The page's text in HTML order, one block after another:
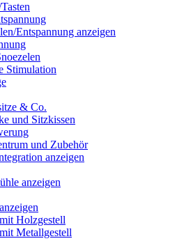
Entspannung anzeigen
Stimulation
& Co.
und Sitzkissen
und Zubehör
anzeigen
anzeigen
Holzgestell
Metallgestell